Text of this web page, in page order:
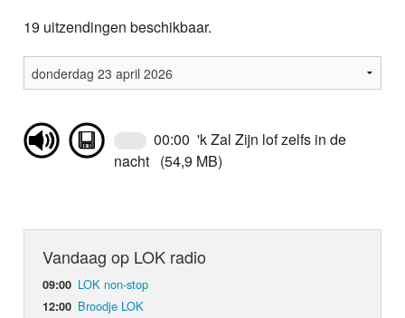
19 uitzendingen beschikbaar.
00:00 'k Zal Zijn lof zelfs in de
nacht (54,9 MB)
Vandaag op LOK radio
09:00 LOK non-stop
12:00 Broodje LOK